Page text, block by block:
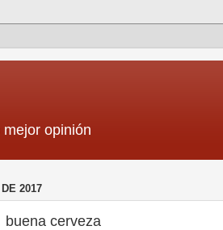
opinión
2017
cerveza